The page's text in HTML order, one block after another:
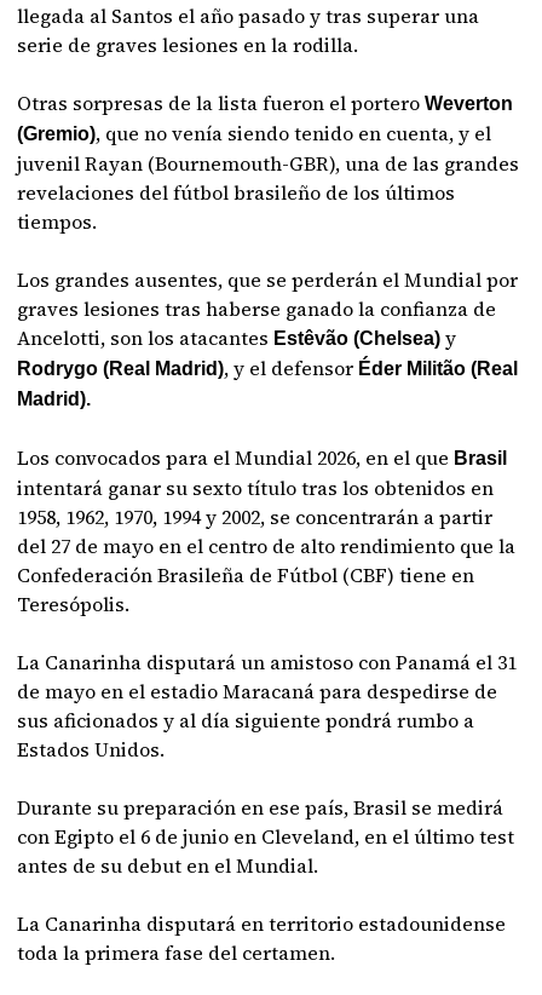
llegada al Santos el año pasado y tras superar una
serie de graves lesiones en la rodilla.
Otras sorpresas de la lista fueron el porteroWeverton
(Gremio), que no venía siendo tenido en cuenta, y el
juvenil Rayan (Bournemouth-GBR), una de las grandes
revelaciones del fútbol brasileño de los últimos
tiempos.
Los grandes ausentes, que se perderán el Mundial por
graves lesiones tras haberse ganado la confianza de
Ancelotti, son los atacantes Estêvão (Chelsea) y
Rodrygo (Real Madrid), y el defensor Éder Militão (Real
Madrid).
Los convocados para el Mundial 2026, en el que Brasil
intentará ganar su sexto título tras los obtenidos en
1958, 1962, 1970, 1994 y 2002, se concentrarán a partir
del 27 de mayo en el centro de alto rendimiento que la
Confederación Brasileña de Fútbol (CBF) tiene en
Teresópolis.
La Canarinha disputará un amistoso con Panamá el 31
de mayo en el estadio Maracaná para despedirse de
sus aficionados y al día siguiente pondrá rumbo a
Estados Unidos.
Durante su preparación en ese país, Brasil se medirá
con Egipto el 6 de junio en Cleveland, en el último test
antes de su debut en el Mundial.
La Canarinha disputará en territorio estadounidense
toda la primera fase del certamen.